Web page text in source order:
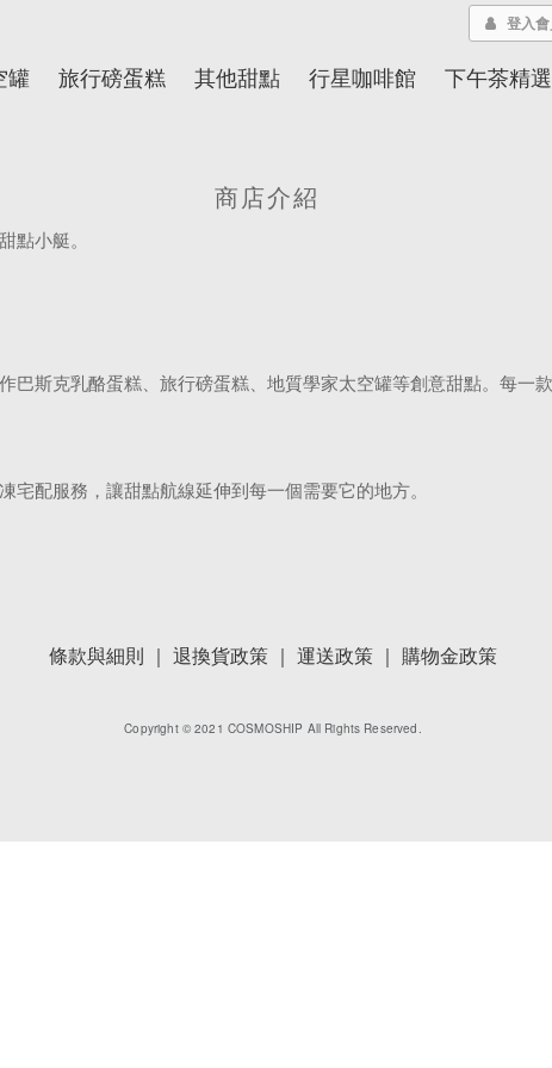
登入會
罐 旅行磅蛋糕 其他甜點 行星咖啡館 下午茶精選
商店介紹
點小艇。
巴斯克乳酪蛋糕、旅行磅蛋糕、地質學家太空罐等創意甜點。每
配服務，讓甜點航線延伸到每一個需要它的地方。
條款與細則 ｜ 退換貨政策 ｜ 運送政策 ｜ 購物金政策
Copyright © 2021 COSMOSHIP All Rights Reserved.